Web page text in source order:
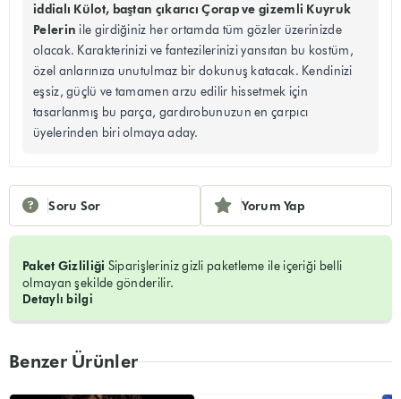
Soru Sor Yorum Yap
Paket Gizliliği Siparişleriniz gizli paketleme ile içeriği belli
olmayan şekilde gönderilir.
Detaylı bilgi
iddialı Külot, baştan çıkarıcı Çorap ve gizemli Kuyruk
Pelerin ile girdiğiniz her ortamda tüm gözler üzerinizde
olacak. Karakterinizi ve fantezilerinizi yansıtan bu kostüm,
özel anlarınıza unutulmaz bir dokunuş katacak. Kendinizi
eşsiz, güçlü ve tamamen arzu edilir hissetmek için
tasarlanmış bu parça, gardırobunuzun en çarpıcı
üyelerinden biri olmaya aday.
Benzer Ürünler